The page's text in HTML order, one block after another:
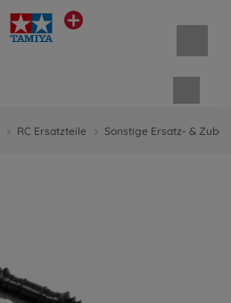
RC Ersatzteile Sonstige Ersatz- &